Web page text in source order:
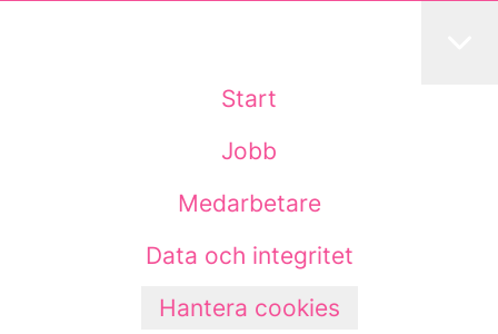
Start
Jobb
Medarbetare
Data och integritet
Hantera cookies